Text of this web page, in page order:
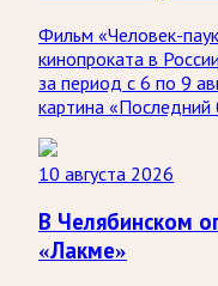
Фильм «Человек-
кинопроката в
за период с 6 по 9
картина «Последний
10 августа 2026
В Челябинском
«Лакме»